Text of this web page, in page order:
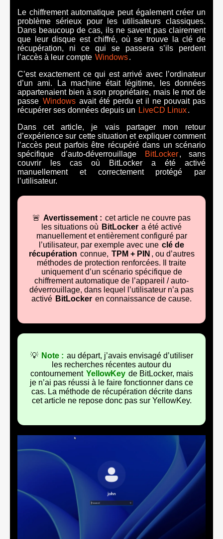
Le chiffrement automatique peut également créer un
problème sérieux pour les utilisateurs classiques.
Dans beaucoup de cas, ils ne savent pas clairement
que leur disque est chiffré, où se trouve la clé de
récupération, ni ce qui se passera s’ils perdent
l’accès à leur compte Windows.
C’est exactement ce qui est arrivé avec l’ordinateur
d’un ami. La machine était légitime, les données
appartenaient bien à son propriétaire, mais le mot de
passe Windows avait été perdu et il ne pouvait pas
récupérer ses données depuis un LiveCD Linux.
Dans cet article, je vais partager mon retour
d’expérience sur cette situation et expliquer comment
l’accès peut parfois être récupéré dans un scénario
spécifique d’auto-déverrouillage
BitLocker, sans
couvrir les cas où BitLocker a été activé
manuellement et correctement protégé par
l’utilisateur.
🚨 Avertissement : cet article ne couvre pas
les situations où BitLocker a été activé
manuellement et entièrement configuré par
l’utilisateur, par exemple avec une clé de
récupération connue, TPM + PIN , ou d’autres
méthodes de protection renforcées. Il traite
uniquement d’un scénario spécifique de
chiffrement automatique de l’appareil / auto-
déverrouillage, dans lequel l’utilisateur n’a pas
activé BitLocker en connaissance de cause.
💡 Note : au départ, j’avais envisagé d’utiliser
les recherches récentes autour du
contournement YellowKey de BitLocker, mais
je n’ai pas réussi à le faire fonctionner dans ce
cas. La méthode de récupération décrite dans
cet article ne repose donc pas sur YellowKey.